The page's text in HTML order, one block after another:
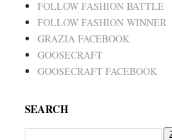
FOLLOW FASHION BATTLE
FOLLOW FASHION WINNER
GRAZIA FACEBOOK
GOOSECRAFT
GOOSECRAFT FACEBOOK
SEARCH